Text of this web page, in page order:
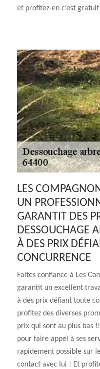
et profitez-en c’est
LES
UN
GARANTIT DES
DESSOUCHAGE
À DES PRIX
CONCURRENCE
Faites confiance à Les
garantit un excellent
à des prix défiant toute
profitez des diverses
prix qui sont au plus bas
pour faire appel à ses
rapidement possible sur
contact avec lui ! Et